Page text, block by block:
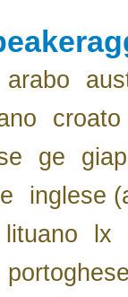
arabo
croato
ge
inglese
lituano lx